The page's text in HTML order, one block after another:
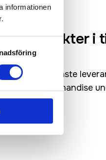
informationen
produkter i
snabbaste
er nya merchandise